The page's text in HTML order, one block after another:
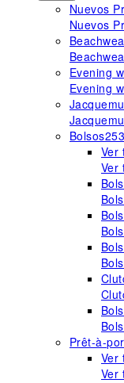
Nuevos
Nuevos
Evening
Evening
Bolsos253
Ver
Ver
Prêt-à-
Ver
Ver